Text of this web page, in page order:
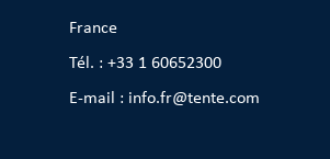
France
Tél. : +33 1 60652300
E-mail : info.fr@tente.com